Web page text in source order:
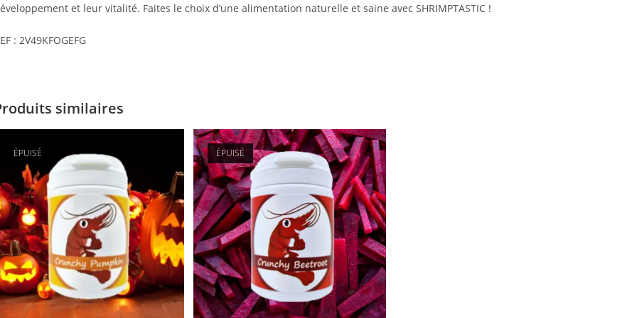
et leur vitalité. Faites le choix d’une alimentation naturelle et saine avec SHRIMPTASTIC !
: 2V49KFOGEFG
similaires
ÉPUISÉ ÉPUISÉ